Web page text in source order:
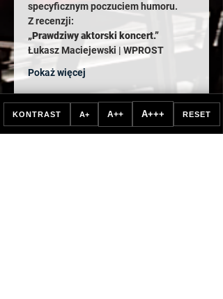
specyficznym poczuciem humoru.
Z recenzji:
„Prawdziwy aktorski koncert.”
Łukasz Maciejewski | WPROST
Pokaż więcej
Bilety
KONTRAST A+ A++ A+++ RESET